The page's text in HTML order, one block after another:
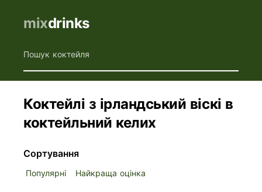
mixdrinks
Пошук коктейля
Коктейлі з ірландський віскі в
коктейльний келих
Сортування
Популярні Найкраща оцінка